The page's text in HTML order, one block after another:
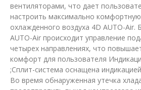
вентиляторами, что дает
настроить максимально
охлажденного воздуха 4D AUTO-Air.
AUTO-Air происходит управление
четырех направлениях, что
комфорт для пользователя
;Сплит-система оснащена
Во время обнаруженная утечка